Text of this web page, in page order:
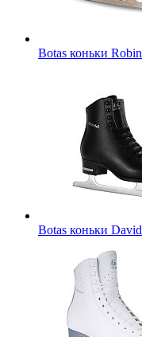
Botas коньки Robin
Botas коньки David